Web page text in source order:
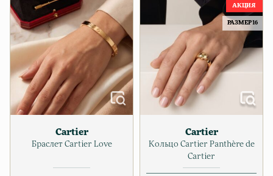
Cartier
Браслет Cartier Love
РАЗМЕР 16
Cartier
Кольцо Cartier Panthère de
Cartier